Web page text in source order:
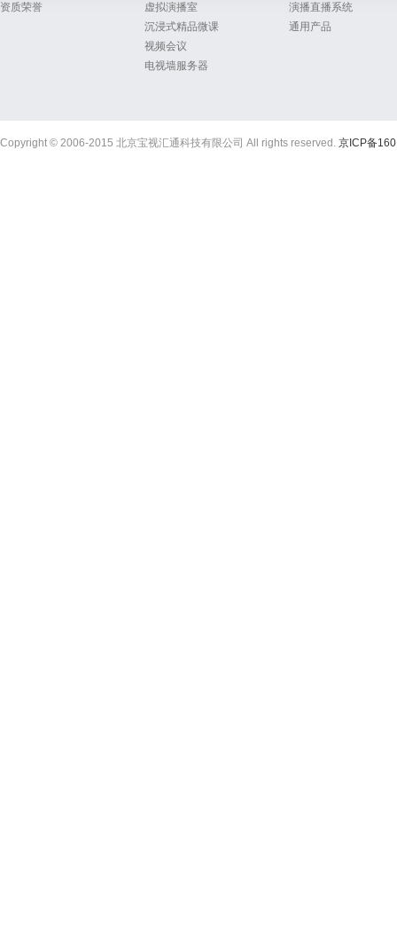
资质荣誉
虚拟演播室
沉浸式精品微课
视频会议
电视墙服务器
演播直播系统
通用产品
Copyright © 2006-2015 北京宝视汇通科技有限公司 All rights reserved. 京ICP备